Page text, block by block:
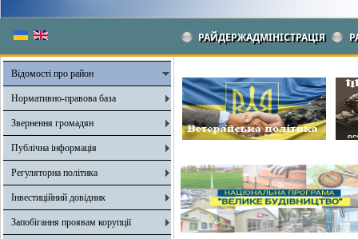
РАЙДЕРЖАДМІНІСТРАЦІЯ
Відомості про район
Нормативно-правова база
Звернення громадян
Публічна інформація
Регуляторна політика
Інвестиційний довідник
Запобігання проявам корупції